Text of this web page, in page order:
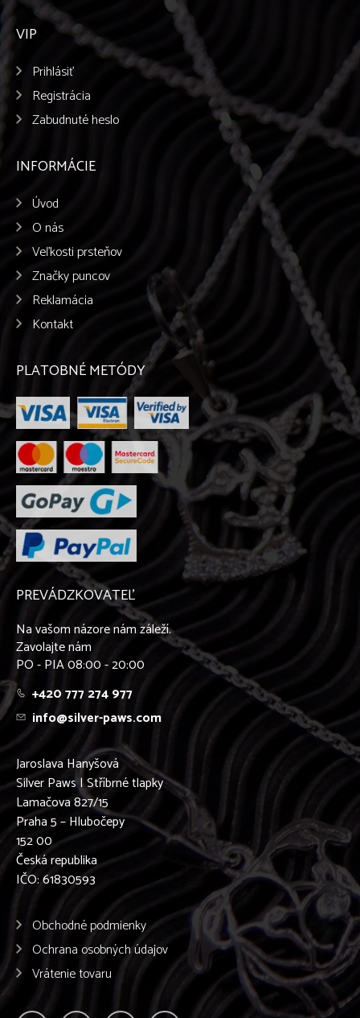
VIP
Prihlásiť
Registrácia
Zabudnuté heslo
INFORMÁCIE
Úvod
O nás
Veľkosti prsteňov
Značky puncov
Reklamácia
Kontakt
PLATOBNÉ METÓDY
PREVÁDZKOVATEĽ
Na vašom názore nám záleží.
Zavolajte nám
PO - PIA 08:00 - 20:00
+420 777 274 977
info@silver-paws.com
Jaroslava Hanyšová
Silver Paws | Stříbrné tlapky
Lamačova 827/15
Praha 5 – Hlubočepy
152 00
Česká republika
IČO: 61830593
Obchodné podmienky
Ochrana osobných údajov
Vrátenie tovaru